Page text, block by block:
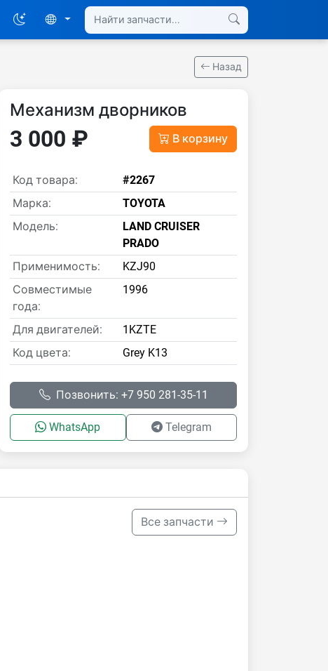
Назад
Механизм дворников
3 000 ₽ В корзину
Код товара:
#2267
Марка:
TOYOTA
Модель:
LAND CRUISER
PRADO
Применимость:
KZJ90
Совместимые
года:
1996
Для двигателей:
1KZTE
Код цвета:
Grey K13
Позвонить: +7 950 281-35-11
WhatsApp Telegram
Все запчасти